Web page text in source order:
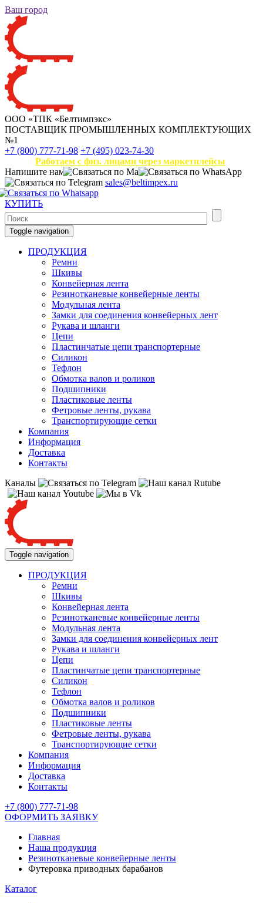
Ваш город
ООО «ТПК «Белтимпэкс»
ПОСТАВЩИК ПРОМЫШЛЕННЫХ КОМПЛЕКТУЮЩИХ
№1
+7 (800) 777-71-98 +7 (495) 023-74-30
Работаем с физ. лицами через маркетплейсы
Напишите нам
sales@beltimpex.ru
КУПИТЬ
Toggle navigation
ПРОДУКЦИЯ
Ремни
Шкивы
Конвейерная лента
Резинотканевые конвейерные ленты
Модульная лента
Замки для соединения конвейерных лент
Рукава и шланги
Цепи
Пластинчатые цепи транспортерные
Силикон
Тефлон
Обмотка валов и роликов
Подшипники
Пластиковые ленты
Фетровые ленты, рукава
Транспортирующие сетки
Компания
Информация
Доставка
Контакты
Каналы
Toggle navigation
ПРОДУКЦИЯ
Ремни
Шкивы
Конвейерная лента
Резинотканевые конвейерные ленты
Модульная лента
Замки для соединения конвейерных лент
Рукава и шланги
Цепи
Пластинчатые цепи транспортерные
Силикон
Тефлон
Обмотка валов и роликов
Подшипники
Пластиковые ленты
Фетровые ленты, рукава
Транспортирующие сетки
Компания
Информация
Доставка
Контакты
+7 (800) 777-71-98
ОФОРМИТЬ ЗАЯВКУ
Главная
Наша продукция
Резинотканевые конвейерные ленты
Футеровка приводных барабанов
Каталог